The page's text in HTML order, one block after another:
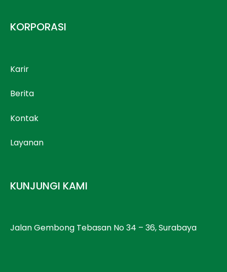
KORPORASI
Karir
Berita
Kontak
Layanan
KUNJUNGI KAMI
Jalan Gembong Tebasan No 34 – 36, Surabaya